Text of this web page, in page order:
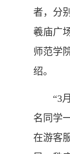
者，分
羲庙广
师范学
绍。
“3月
名同学
在游客